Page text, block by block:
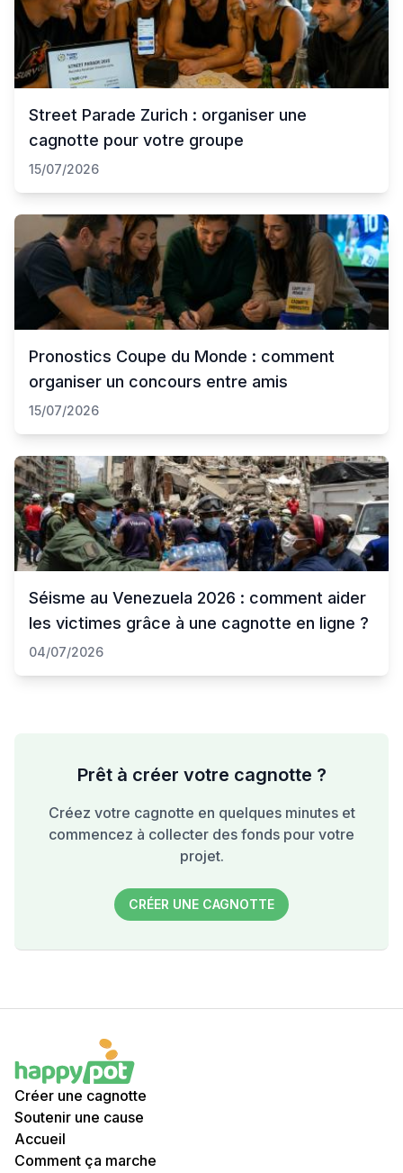
Street Parade Zurich : organiser une
cagnotte pour votre groupe
15/07/2026
Pronostics Coupe du Monde : comment
organiser un concours entre amis
15/07/2026
Séisme au Venezuela 2026 : comment aider
les victimes grâce à une cagnotte en ligne ?
04/07/2026
Prêt à créer votre cagnotte ?
Créez votre cagnotte en quelques minutes et
commencez à collecter des fonds pour votre
projet.
CRÉER UNE CAGNOTTE
Créer une cagnotte
Soutenir une cause
Accueil
Comment ça marche